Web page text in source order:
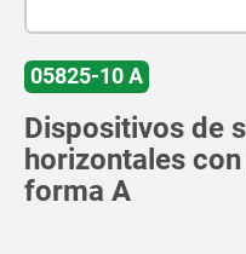
05825-10 A
Dispositivos de
horizontales
forma A